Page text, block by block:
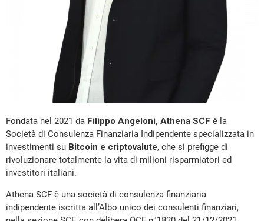
Fondata nel 2021 da Filippo Angeloni, Athena SCF è la
Società di Consulenza Finanziaria Indipendente specializzata in
investimenti su Bitcoin e criptovalute, che si prefigge di
rivoluzionare totalmente la vita di milioni risparmiatori ed
investitori italiani.
Athena SCF è una società di consulenza finanziaria
indipendente iscritta all’Albo unico dei consulenti finanziari,